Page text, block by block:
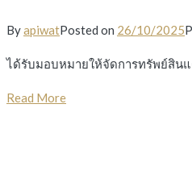
ByapiwatPosted on 26/10/2025
ได้รับมอบหมายให้จัดการทรัพย์สิน
Read More